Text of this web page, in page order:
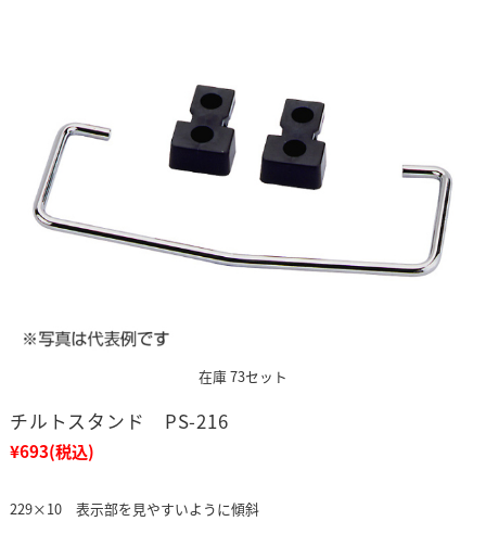
在庫 73セット
チルトスタンド PS-216
¥693(税込)
229×10 表示部を見やすいように傾斜